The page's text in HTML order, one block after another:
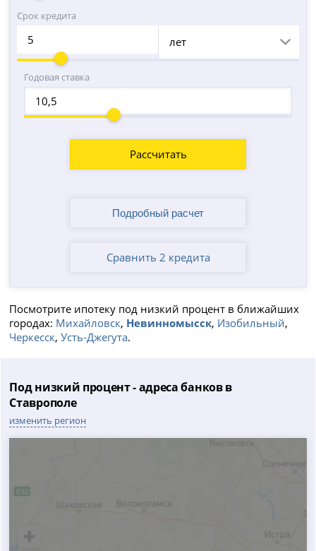
Срок кредита
лет
Годовая ставка
Рассчитать
Сравнить 2 кредита
Посмотрите ипотеку под низкий процент в ближайших
городах: Михайловск, Невинномысск, Изобильный,
Черкесск,Усть-Джегута.
Под низкий процент - адреса банков в
Ставрополе
изменить регион